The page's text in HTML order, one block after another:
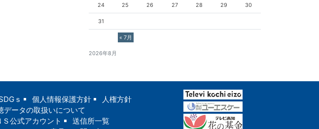
2026年8月
« 7月
24 25 26 27 28 29 30
31
ｓ 個人情報保護方針
人権方針
データの取扱いについて
公式アカウント
送信所一覧